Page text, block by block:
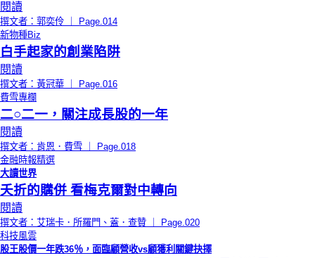
閱讀
撰文者：郭奕伶 ｜ Page.014
新物種Biz
白手起家的創業陷阱
閱讀
撰文者：黃冠華 ｜ Page.016
費雪專欄
二○二一，關注成長股的一年
閱讀
撰文者：肯恩．費雪 ｜ Page.018
金融時報精選
大讀世界
夭折的購併 看梅克爾對中轉向
閱讀
撰文者：艾瑞卡．所羅門、蓋．查贊 ｜ Page.020
科技風雲
股王股價一年跌36％，面臨顧營收vs顧獲利關鍵抉擇